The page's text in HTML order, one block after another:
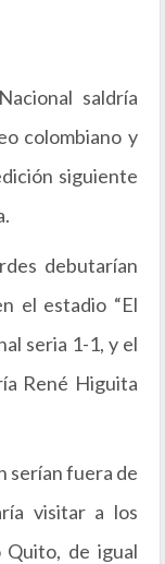
saldría
colombiano y
siguiente
debutarían
el estadio “El
seria 1-1, y el
René Higuita
serían fuera de
visitar a los
Quito, de igual